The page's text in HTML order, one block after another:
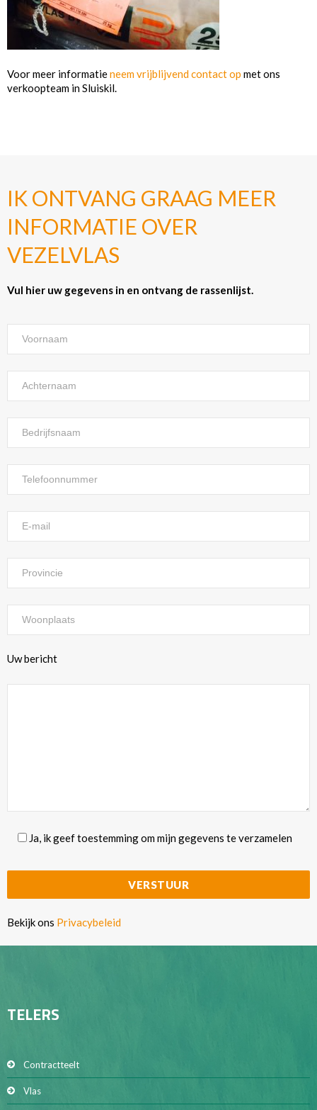
Voor meer informatieneem vrijblijvend contact op met ons
verkoopteam in Sluiskil.
IK ONTVANG GRAAG MEER
INFORMATIE OVER
VEZELVLAS
Vul hier uw gegevens in en ontvang de rassenlijst.
Uw bericht
Ja, ik geef toestemming om mijn gegevens te verzamelen
Bekijk ons Privacybeleid
TELERS
Contractteelt
Vlas